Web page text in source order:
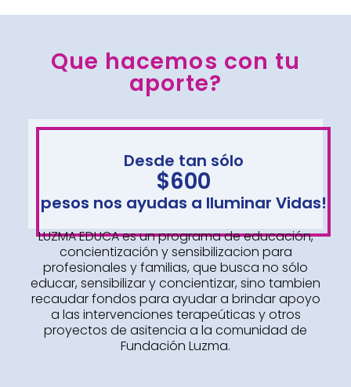
Que hacemos con tu
aporte?
Desde tan sólo
$600
pesos nos ayudas a Iluminar Vidas!
LUZMA EDUCA es un programa de educación,
concientización y sensibilizacion para
profesionales y familias, que busca no sólo
educar, sensibilizar y concientizar, sino tambien
recaudar fondos para ayudar a brindar apoyo
a las intervenciones terapeúticas y otros
proyectos de asitencia a la comunidad de
Fundación Luzma.